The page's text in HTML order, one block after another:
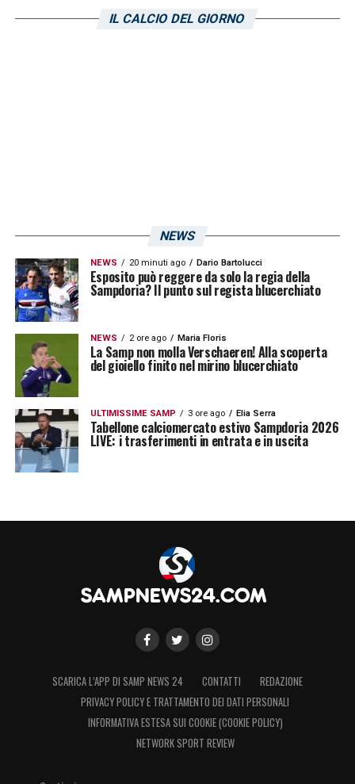
IL CALCIO DEL GIORNO
NEWS
NEWS 20 minuti ago Dario Bartolucci
Esposito può reggere da solo la regia della
Sampdoria? Il punto sul regista blucerchiato
NEWS 2 ore ago Maria Floris
La Samp non molla Verschaeren! Alla scoperta
del gioiello finito nel mirino blucerchiato
ULTIMISSIME SAMP 3 ore ago Elia Serra
Tabellone calciomercato estivo Sampdoria 2026
LIVE: i trasferimenti in entrata e in uscita
SCARICA L’APP DI SAMP NEWS 24 CONTATTI
REDAZIONE
PRIVACY POLICY E TRATTAMENTO DEI DATI PERSONALI
INFORMATIVA ESTESA SUI COOKIE (COOKIE POLICY)
NETWORK SPORT REVIEW